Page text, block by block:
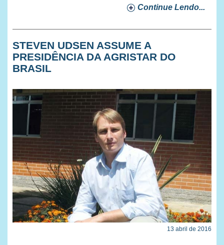
Continue Lendo...
STEVEN UDSEN ASSUME A
PRESIDÊNCIA DA AGRISTAR DO
BRASIL
13 abril de 2016